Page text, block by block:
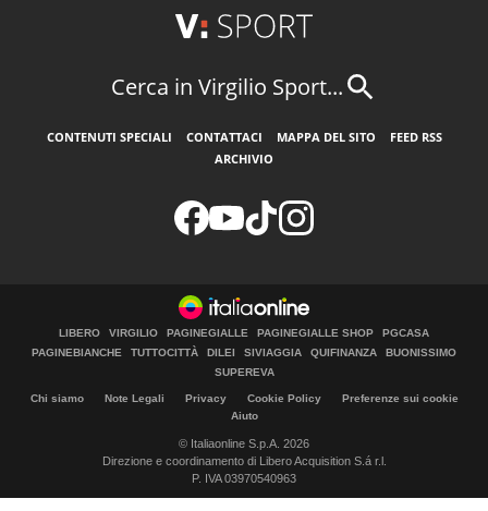
Cerca in Virgilio Sport...
CONTENUTI SPECIALI CONTATTACI MAPPA DEL SITO
FEED RSS
ARCHIVIO
LIBERO VIRGILIO PAGINEGIALLE PAGINEGIALLE SHOP
PGCASA
PAGINEBIANCHE
TUTTOCITTÀ DILEI SIVIAGGIA QUIFINANZA
BUONISSIMO
SUPEREVA
Chi siamo Note Legali Privacy Cookie Policy
Preferenze sui cookie
Aiuto
© Italiaonline S.p.A. 2026
Direzione e coordinamento di Libero Acquisition S.á r.l.
P. IVA 03970540963